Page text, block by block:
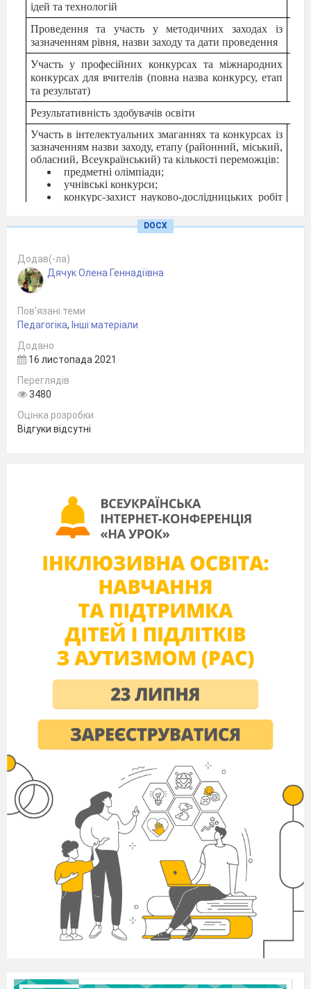
ідей та технологій
Проведення та участь у методичних заходах із
зазначенням рівня, назви заходу та дати проведення
Участь у професійних конкурсах та міжнародних
конкурсах для вчителів (повна назва конкурсу, етап
та результат)
Результативність здобувачів освіти
Участь в інтелектуальних змаганнях та конкурсах із
зазначенням назви заходу, етапу (районний, міський,
обласний, Всеукраїнський) та кількості переможців:
предметні олімпіади;
учнівські конкурси;
конкурс-захист науково-дослідницьких робіт
Моніторинг якості знань здобувачів освіти:
результати ДПА, ЗНО тощо.
DOCX
Додав(-ла)
Дячук Олена Геннадіївна
Пов’язані теми
Педагогіка, Інші матеріали
Додано
16 листопада 2021
Переглядів
3480
Оцінка розробки
Відгуки відсутні